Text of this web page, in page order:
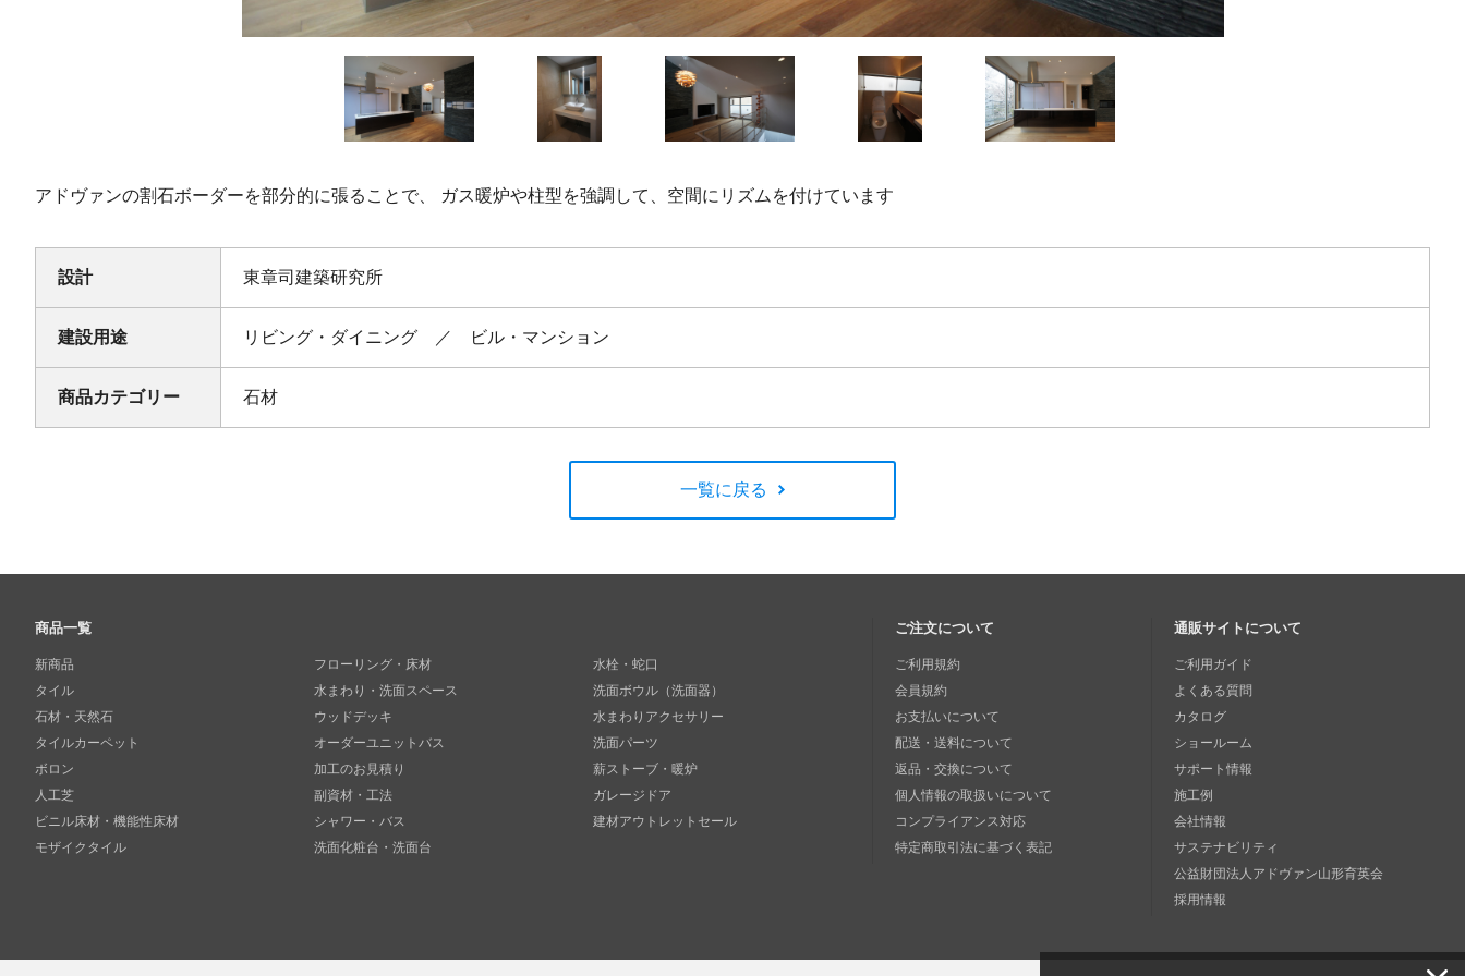
アドヴァンの割石ボーダーを部分的に張ることで、 ガス暖炉や柱型を強調して、空間にリズムを付けています
設計 東章司建築研究所
建設用途 リビング・ダイニング ／ ビル・マンション
商品カテゴリー 石材
一覧に戻る
商品一覧
新商品
タイル
石材・天然石
タイルカーペット
ボロン
人工芝
ビニル床材・機能性床材
モザイクタイル
フローリング・床材
水まわり・洗面スペース
ウッドデッキ
オーダーユニットバス
加工のお見積り
副資材・工法
シャワー・バス
洗面化粧台・洗面台
水栓・蛇口
洗面ボウル（洗面器）
水まわりアクセサリー
洗面パーツ
薪ストーブ・暖炉
ガレージドア
建材アウトレットセール
ご注文について
ご利用規約
会員規約
お支払いについて
配送・送料について
返品・交換について
個人情報の取扱いについて
コンプライアンス対応
特定商取引法に基づく表記
通販サイトについて
ご利用ガイド
よくある質問
カタログ
ショールーム
サポート情報
施工例
会社情報
サステナビリティ
公益財団法人アドヴァン山形育英会
採用情報